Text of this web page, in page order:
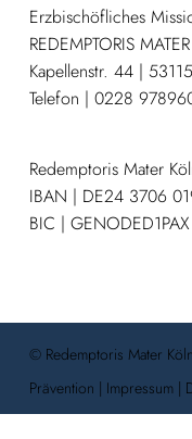
Erzbischöfliches
REDEMPTORIS
Kapellenstr. 44 |
Telefon | 0228
Redemptoris Mater
IBAN | DE24 3706
BIC | GENODED1PAX
© Redemptoris Mater
Prävention | Impressum|